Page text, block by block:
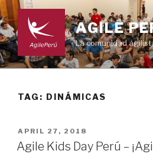
Skip
to
content
AGILE
La comunidad
TAG: DINÁMICAS
POSTED
ON
APRIL 27, 2018
Agile Kids Day Perú –